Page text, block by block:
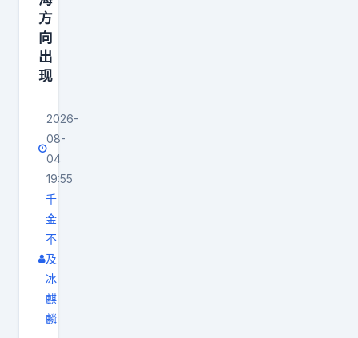
突
，
而
是
武
止
戈
。
菲
律
宾
近
期
不
方
向
出
现
2026-
08-
04
19:55
千
金
不
及
冰
麒
麟